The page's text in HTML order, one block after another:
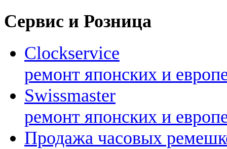
Сервис и Розница
Clockservice
ремонт японских и
Swissmaster
ремонт японских и
Продажа часовых